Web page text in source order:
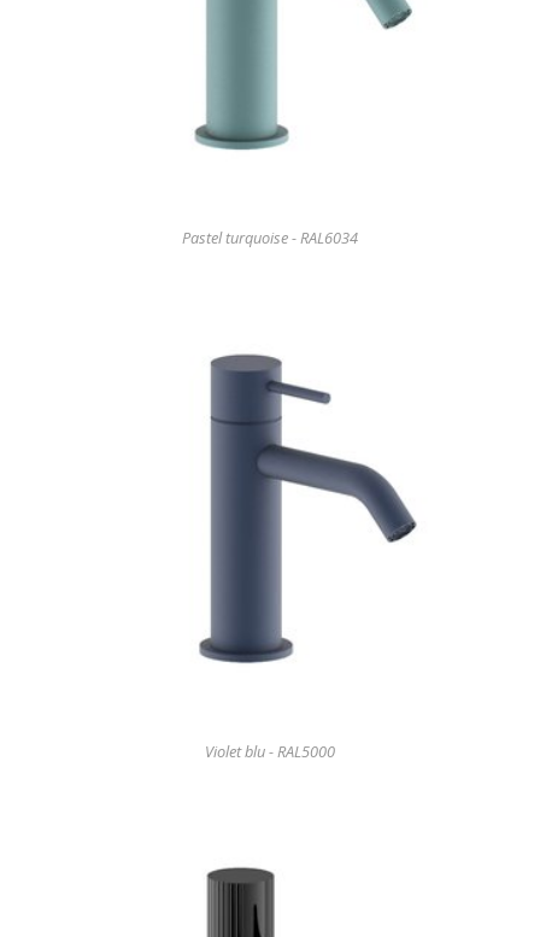
Pastel turquoise - RAL6034
Violet blu - RAL5000